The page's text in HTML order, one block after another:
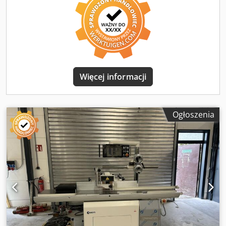
menu dzięki innowacyjnemu panelowi dotykowemu (maks.
2 poziomy) Wyświetlanie (ekran roboczy) dla narzędzia i
numeru programu, wysokości, kąta, prędkości obrotowej i
ogranicznika frezu Licznik godzin pracy Ostrzeżenia w
przypadku nieprawidłowej obsługi Zdalne serwisowanie
przez Internet (tunel VPN) Interfejs USB do tworzenia kopii
zapasowych danych i wprowadzania narzędzi, programów
i użytkowników Baza danych narzędzi dla 5 narzędzi (dla
każdego narzędzia możliwe są 20 programów) Chjdpjx N
Dhdefx Aayoa Ciężka frezarka stołowa z dwustronnie
obrotowym, trwale zamontowanym wrzecionem
frezarskim, zapewniającym zakres obrotu +/- 45,5° System
pozycjonowania 2-osiowy do regulacji wysokości i kąta
Elektroniczne wskaźniki pozycji i prędkości obrotowej
Płynna regulacja prędkości obrotowej 1500-10000 obr./min,
silnik 7,5 kW z falownikiem 11 kW Przycisk z
elektronicznym, płynnym rozruchem Praca w lewo i w
prawo Szybkomocujący system frezu Precyzyjnie obrobiony
stół z żeliwa szarego z sztywnym mocowaniem ramy
Ogranicznik frezu 301, regulacja odbywa się ręcznie za
pomocą 1 pokrętła po prawej stronie, zakres regulacji ok.
Więcej informacji
Ogłoszenia